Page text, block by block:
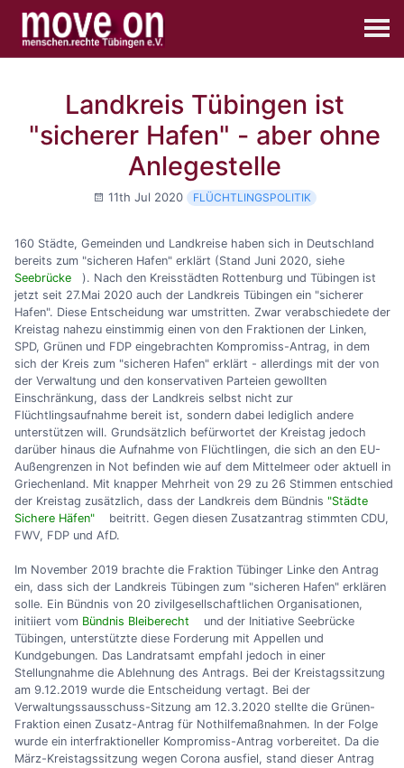
Landkreis Tübingen ist
"sicherer Hafen" - aber ohne
Anlegestelle
11th Jul 2020 FLÜCHTLINGSPOLITIK
160 Städte, Gemeinden und Landkreise haben sich in Deutschland
bereits zum "sicheren Hafen" erklärt (Stand Juni 2020, siehe
Seebrücke
). Nach den Kreisstädten Rottenburg und Tübingen ist
jetzt seit 27.Mai 2020 auch der Landkreis Tübingen ein "sicherer
Hafen". Diese Entscheidung war umstritten. Zwar verabschiedete der
Kreistag nahezu einstimmig einen von den Fraktionen der Linken,
SPD, Grünen und FDP eingebrachten Kompromiss-Antrag, in dem
sich der Kreis zum "sicheren Hafen" erklärt - allerdings mit der von
der Verwaltung und den konservativen Parteien gewollten
Einschränkung, dass der Landkreis selbst nicht zur
Flüchtlingsaufnahme bereit ist, sondern dabei lediglich andere
unterstützen will. Grundsätzlich befürwortet der Kreistag jedoch
darüber hinaus die Aufnahme von Flüchtlingen, die sich an den EU-
Außengrenzen in Not befinden wie auf dem Mittelmeer oder aktuell in
Griechenland. Mit knapper Mehrheit von 29 zu 26 Stimmen entschied
der Kreistag zusätzlich, dass der Landkreis dem Bündnis "Städte
Sichere Häfen"
beitritt. Gegen diesen Zusatzantrag stimmten CDU,
FWV, FDP und AfD.
Im November 2019 brachte die Fraktion Tübinger Linke den Antrag
ein, dass sich der Landkreis Tübingen zum "sicheren Hafen" erklären
solle. Ein Bündnis von 20 zivilgesellschaftlichen Organisationen,
initiiert vom Bündnis Bleiberecht
und der Initiative Seebrücke
Tübingen, unterstützte diese Forderung mit Appellen und
Kundgebungen. Das Landratsamt empfahl jedoch in einer
Stellungnahme die Ablehnung des Antrags. Bei der Kreistagssitzung
am 9.12.2019 wurde die Entscheidung vertagt. Bei der
Verwaltungssausschuss-Sitzung am 12.3.2020 stellte die Grünen-
Fraktion einen Zusatz-Antrag für Nothilfemaßnahmen. In der Folge
wurde ein interfraktioneller Kompromiss-Antrag vorbereitet. Da die
März-Kreistagssitzung wegen Corona ausfiel, stand dieser Antrag